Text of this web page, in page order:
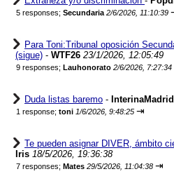
5 responses; Secundaria 2/6/2026, 11:10:39
Para Toni:Tribunal oposición
(sigue) - WTF26 23/1/2026, 12:05:49
9 responses; Lauhonorato 2/6/2026, 7:27:34
Duda listas baremo - InterinaMadrid
1 response; toni 1/6/2026, 9:48:25 ⇥
Te pueden asignar DIVER, ámbito
Iris 18/5/2026, 19:36:38
7 responses; Mates 29/5/2026, 11:04:38 ⇥